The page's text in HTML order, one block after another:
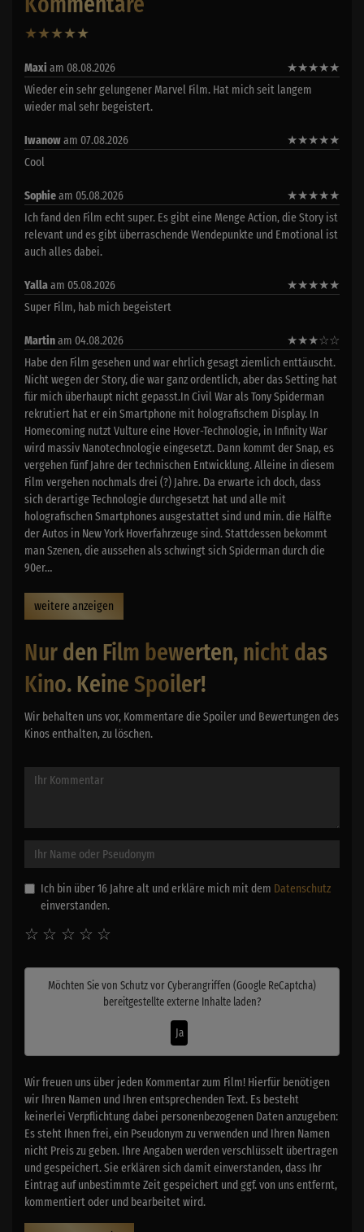
★★★★★
Maxi am 08.08.2026 ★★★★★
Wieder ein sehr gelungener Marvel Film. Hat mich seit langem
wieder mal sehr begeistert.
Iwanowam 07.08.2026 ★★★★★
Cool
Sophieam 05.08.2026 ★★★★★
Ich fand den Film echt super. Es gibt eine Menge Action, die Story ist
relevant und es gibt überraschende Wendepunkte und Emotional ist
auch alles dabei.
Yallaam 05.08.2026 ★★★★★
Super Film, hab mich begeistert
Martinam 04.08.2026 ★★★☆☆
Habe den Film gesehen und war ehrlich gesagt ziemlich enttäuscht.
Nicht wegen der Story, die war ganz ordentlich, aber das Setting hat
für mich überhaupt nicht gepasst.In Civil War als Tony Spiderman
rekrutiert hat er ein Smartphone mit holografischem Display. In
Homecoming nutzt Vulture eine Hover-Technologie, in Infinity War
wird massiv Nanotechnologie eingesetzt. Dann kommt der Snap, es
vergehen fünf Jahre der technischen Entwicklung. Alleine in diesem
Film vergehen nochmals drei (?) Jahre. Da erwarte ich doch, dass
sich derartige Technologie durchgesetzt hat und alle mit
holografischen Smartphones ausgestattet sind und min. die Hälfte
der Autos in New York Hoverfahrzeuge sind. Stattdessen bekommt
man Szenen, die aussehen als schwingt sich Spiderman durch die
90er…
weitere anzeigen
Nur den Film bewerten, nicht das
Kino. Keine Spoiler!
Wir behalten uns vor, Kommentare die Spoiler und Bewertungen des
Kinos enthalten, zu löschen.
Ich bin über 16 Jahre alt und erkläre mich mit dem Datenschutz
einverstanden.
☆
☆
☆
☆
☆
Möchten Sie von Schutz vor Cyberangriffen (Google ReCaptcha)
bereitgestellte externe Inhalte laden?
Ja
Wir freuen uns über jeden Kommentar zum Film! Hierfür benötigen
wir Ihren Namen und Ihren entsprechenden Text. Es besteht
keinerlei Verpflichtung dabei personenbezogenen Daten anzugeben:
Es steht Ihnen frei, ein Pseudonym zu verwenden und Ihren Namen
nicht Preis zu geben. Ihre Angaben werden verschlüsselt übertragen
und gespeichert. Sie erklären sich damit einverstanden, dass Ihr
Eintrag auf unbestimmte Zeit gespeichert und ggf. von uns entfernt,
kommentiert oder und bearbeitet wird.